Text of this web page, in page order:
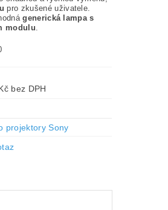
pro zkušené uživatele.
generická lampa s
modulu.
od 6 021 Kč bez DPH
projektory Sony